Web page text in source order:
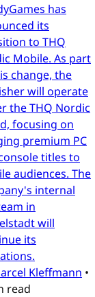
has
its
to THQ
Mobile. As part
change, the
will operate
the THQ Nordic
focusing on
premium PC
titles to
audiences. The
internal
in
will
its
Kleffmann •
read